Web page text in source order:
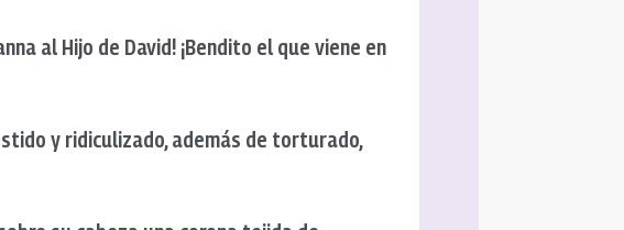
al Hijo de David! ¡Bendito el que viene en
y ridiculizado, además de torturado,